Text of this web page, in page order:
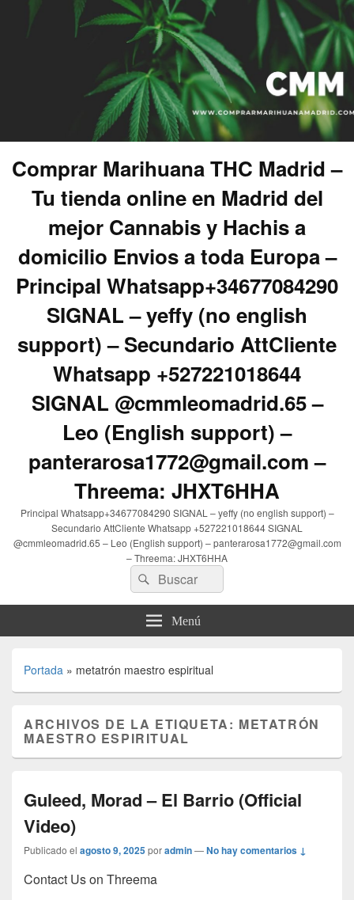
Comprar Marihuana THC Madrid –
Tu tienda online en Madrid del
mejor Cannabis y Hachis a
domicilio Envios a toda Europa –
Principal Whatsapp+34677084290
SIGNAL – yeffy (no english
support) – Secundario AttCliente
Whatsapp +527221018644
SIGNAL @cmmleomadrid.65 –
Leo (English support) –
panterarosa1772@gmail.com –
Threema: JHXT6HHA
Principal Whatsapp+34677084290 SIGNAL – yeffy (no english support) –
Secundario AttCliente Whatsapp +527221018644 SIGNAL
@cmmleomadrid.65 – Leo (English support) – panterarosa1772@gmail.com
– Threema: JHXT6HHA
Buscar
por:
Buscar
Menú
Portada » metatrón maestro espiritual
ARCHIVOS DE LA ETIQUETA: METATRÓN
MAESTRO ESPIRITUAL
Guleed, Morad – El Barrio (Official
Video)
Publicado el agosto 9, 2025poradmin—No hay comentarios ↓
Contact Us on Threema